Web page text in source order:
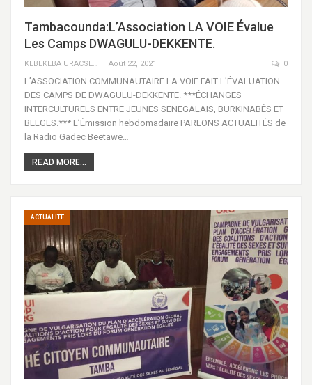
Tambacounda:L’Association LA VOIE Évalue
Les Camps DWAGULU-DEKKENTE.
KEBEKEBA URACSENEGAL / RADIO GADECBEETAWE FM Août 22, 2021 0
L’ASSOCIATION COMMUNAUTAIRE LA VOIE FAIT L’ÉVALUATION
DES CAMPS DE DWAGULU-DEKKENTE. ***ÉCHANGES
INTERCULTURELS ENTRE JEUNES SENEGALAIS, BURKINABÉS ET
BELGES.*** L’Émission hebdomadaire PARLONS ACTUALITÉS de
la Radio Gadec Beetawe…
READ MORE...
ACTUALITÉ